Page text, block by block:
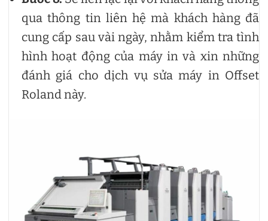
qua thông tin liên hệ mà khách hàng đã
cung cấp sau vài ngày, nhằm kiểm tra tình
hình hoạt động của máy in và xin những
đánh giá cho dịch vụ sửa máy in Offset
Roland này.